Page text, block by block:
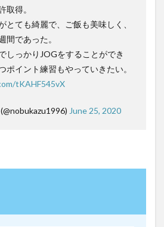
取得。
とても綺麗で、ご飯も美味しく、
間であった。
しっかりJOGをすることができ
ポイント練習もやっていきたい。
tKAHF545vX
June 25, 2020